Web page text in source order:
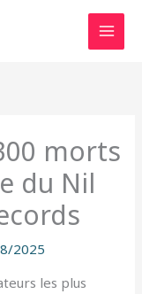
morts
du Nil
2025
les plus